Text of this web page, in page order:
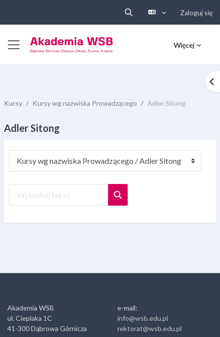
Przełącznik wyszukiwarki
Zaloguj się
Panel boczny Więcej
Kursy Kursy wg nazwiska Prowadzącego Adler Sitong
Adler Sitong
Kategorie kursów
Wyszukaj kursy
Akademia WSB
ul. Cieplaka 1C
41-300 Dąbrowa Górnicza
e-mail:
info@wsb.edu.pl
rektorat@wsb.edu.pl